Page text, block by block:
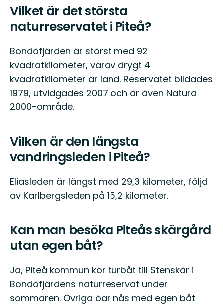
Vilket är det största
naturreservatet i Piteå?
Bondöfjärden är störst med 92
kvadratkilometer, varav drygt 4
kvadratkilometer är land. Reservatet bildades
1979, utvidgades 2007 och är även Natura
2000-område.
Vilken är den längsta
vandringsleden i Piteå?
Eliasleden är längst med 29,3 kilometer, följd
av Karlbergsleden på 15,2 kilometer.
Kan man besöka Piteås skärgård
utan egen båt?
Ja, Piteå kommun kör turbåt till Stenskär i
Bondöfjärdens naturreservat under
sommaren. Övriga öar nås med egen båt